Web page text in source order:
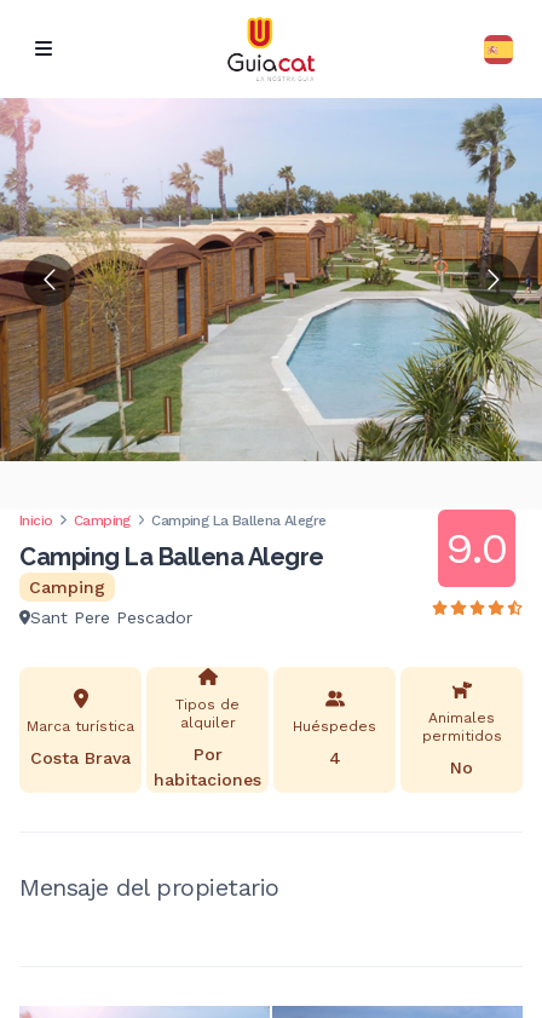
Inicio Camping Camping La Ballena Alegre
Camping La Ballena Alegre
Camping
Sant Pere Pescador
9.0
Marca turística
Costa Brava
Tipos de
alquiler
Por
habitaciones
Huéspedes
4
Animales
permitidos
No
Mensaje del propietario